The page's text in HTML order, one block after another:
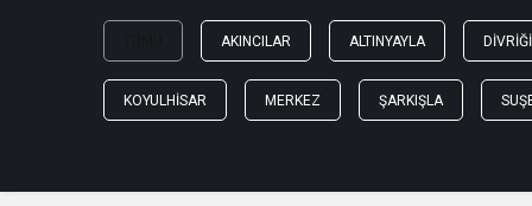
AKINCILAR ALTINYAYLA DIVRIĞI
KOYULHISAR MERKEZ ŞARKIŞLA